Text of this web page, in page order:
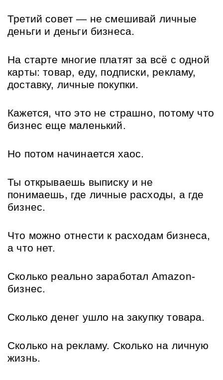
Третий совет — не смешивай личные
деньги и деньги бизнеса.
На старте многие платят за всё с одной
карты: товар, еду, подписки, рекламу,
доставку, личные покупки.
Кажется, что это не страшно, потому что
бизнес еще маленький.
Но потом начинается хаос.
Ты открываешь выписку и не
понимаешь, где личные расходы, а где
бизнес.
Что можно отнести к расходам бизнеса,
а что нет.
Сколько реально заработал Amazon-
бизнес.
Сколько денег ушло на закупку товара.
Сколько на рекламу. Сколько на личную
жизнь.